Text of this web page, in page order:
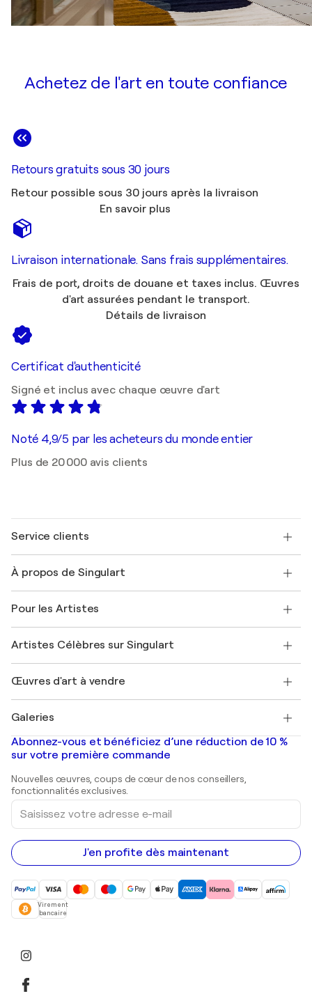
Achetez de l'art en toute confiance
Retours gratuits sous 30 jours
Retour possible sous 30 jours après la livraison
En savoir plus
Livraison internationale. Sans frais supplémentaires.
Frais de port, droits de douane et taxes inclus. Œuvres
d'art assurées pendant le transport.
Détails de livraison
Certificat d'authenticité
Signé et inclus avec chaque œuvre d'art
Noté 4,9/5 par les acheteurs du monde entier
Plus de 20 000 avis clients
Service clients
Expédition
Offrir une carte cadeau
Rejoignez notre programme commercial
Mon compte
+33 1 76 44 06 42
À propos de Singulart
FAQ
Magazine Singulart
Emplois
Découvrez une sélection d'art original
Pour les Artistes
Se connecter en tant qu'Artiste
Artistes Célèbres sur Singulart
Marc Chagall
Banksy
Mr. Brainwash
Shepard Fairey
Œuvres d'art à vendre
Tableaux abstraits à vendre
Peintures de paysage
Estampes
Peintures acryliques
Galeries
Galeries d'art en France
Galeries d'art en Belgique
Abonnez-vous et bénéficiez d’une réduction de 10 %
sur votre première commande
Nouvelles œuvres, coups de cœur de nos conseillers,
fonctionnalités exclusives.
Saisissez
votre
adresse
e-
mail
J'en profite dès maintenant
Virement
bancaire